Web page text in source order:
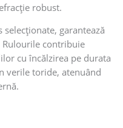
robust.
garantează
contribuie
cu încălzirea pe durata
verile toride, atenuând